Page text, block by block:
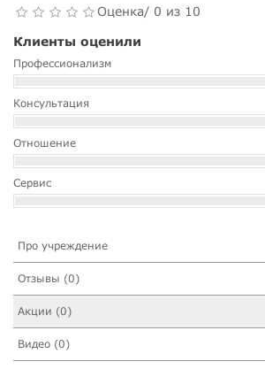
Оценка/ 0 из 10
Клиенты оценили
Профессионализм
Консультация
Отношение
Сервис
Про учреждение
Отзывы (0)
Акции (0)
Видео (0)